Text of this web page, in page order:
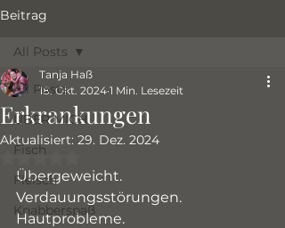
Beitrag
All Posts
ÜBER MICH
Fisch
Fleisch
Knabberspaß
All Posts
Erkrankungen
Tanja Haß
18. Okt. 2024 1 Min. Lesezeit
Aktualisiert: 29. Dez. 2024
Mit NaN von 5 Sternen bewertet.
Übergeweicht.
Verdauungsstörungen.
Hautprobleme.